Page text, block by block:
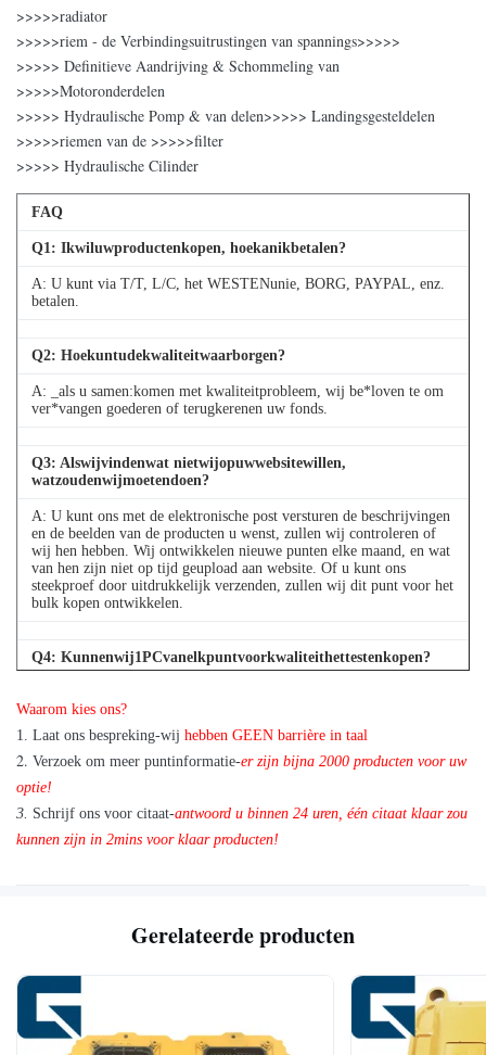
>>>>>radiator
>>>>>riem - de Verbindingsuitrustingen van spannings>>>>>
>>>>> Definitieve Aandrijving & Schommeling van
>>>>>Motoronderdelen
>>>>> Hydraulische Pomp & van delen>>>>> Landingsgesteldelen
>>>>>riemen van de >>>>>filter
>>>>> Hydraulische Cilinder
FAQ
Q1: Ikwiluwproductenkopen, hoekanikbetalen?
A: U kunt via T/T, L/C, het WESTENunie, BORG, PAYPAL, enz.
betalen.
Q2: Hoekuntudekwaliteitwaarborgen?
A: _als u samen:komen met kwaliteitprobleem, wij be*loven te om
ver*vangen goederen of terugkerenen uw fonds.
Q3: Alswijvindenwat nietwijopuwwebsitewillen,
watzoudenwijmoetendoen?
A: U kunt ons met de elektronische post versturen de beschrijvingen
en de beelden van de producten u wenst, zullen wij controleren of
wij hen hebben. Wij ontwikkelen nieuwe punten elke maand, en wat
van hen zijn niet op tijd geupload aan website. Of u kunt ons
steekproef door uitdrukkelijk verzenden, zullen wij dit punt voor het
bulk kopen ontwikkelen.
Q4: Kunnenwij1PCvanelkpuntvoorkwaliteithettestenkopen?
punt testen hebben u in voorraad nodig hebt
Waarom kies ons?
1. Laat ons bespreking-wij hebben GEEN barrière in taal
2. Verzoek om meer puntinformatie-er zijn bijna 2000 producten voor uw
optie!
3. Schrijf ons voor citaat-antwoord u binnen 24 uren, één citaat klaar zou
kunnen zijn in 2mins voor klaar producten!
Gerelateerde producten